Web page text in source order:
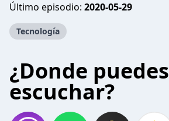
Último episodio: 2020-05-29
Tecnología
¿Donde puedes
escuchar?